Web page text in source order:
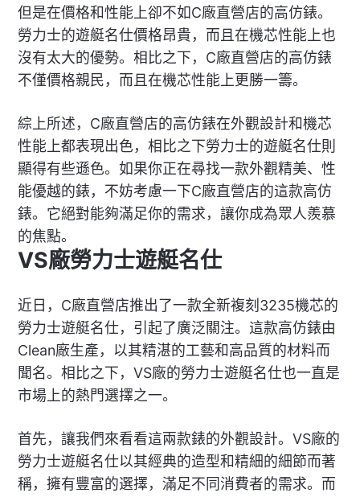
但是在價格和性能上卻不如C廠直營店的高仿錶。
勞力士的遊艇名仕價格昂貴，而且在機芯性能上也
沒有太大的優勢。相比之下，C廠直營店的高仿錶
不僅價格親民，而且在機芯性能上更勝一籌。
綜上所述，C廠直營店的高仿錶在外觀設計和機芯
性能上都表現出色，相比之下勞力士的遊艇名仕則
顯得有些遜色。如果你正在尋找一款外觀精美、性
能優越的錶，不妨考慮一下C廠直營店的這款高仿
錶。它絕對能夠滿足你的需求，讓你成為眾人羨慕
的焦點。
VS廠勞力士遊艇名仕
近日，C廠直營店推出了一款全新複刻3235機芯的
勞力士遊艇名仕，引起了廣泛關注。這款高仿錶由
Clean廠生產，以其精湛的工藝和高品質的材料而
聞名。相比之下，VS廠的勞力士遊艇名仕也一直是
市場上的熱門選擇之一。
首先，讓我們來看看這兩款錶的外觀設計。VS廠的
勞力士遊艇名仕以其經典的造型和精細的細節而著
稱，擁有豐富的選擇，滿足不同消費者的需求。而